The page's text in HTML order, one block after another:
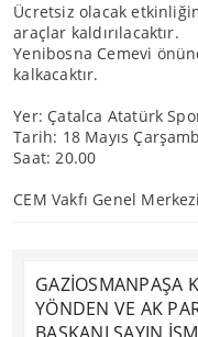
Ücretsiz olacak
araçlar kaldırılacaktır.
Yenibosna Cemevi
kalkacaktır.
Yer: Çatalca Atatürk
Tarih: 18 Mayıs
Saat: 20.00
CEM Vakfı Genel Merkezi
GAZİOSMANPAŞA
YÖNDEN VE AK